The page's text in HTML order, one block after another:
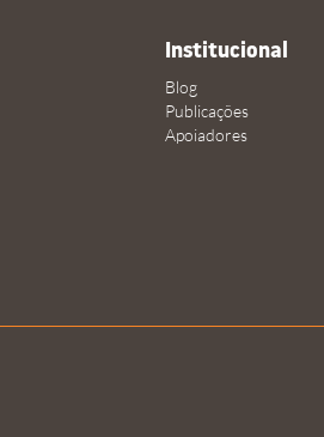
Institucional
Blog
Publicações
Apoiadores